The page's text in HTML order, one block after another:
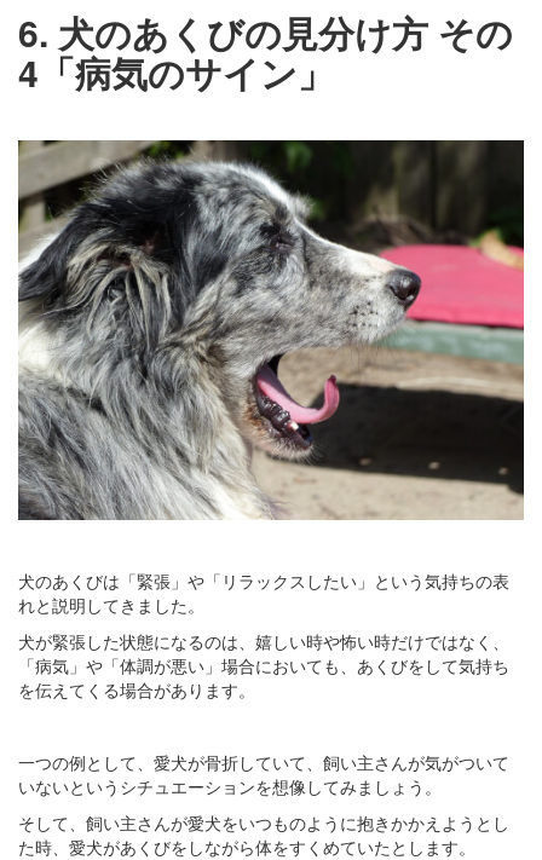
6. 犬のあくびの見分け方 その
4「病気のサイン」
犬のあくびは「緊張」や「リラックスしたい」という気持ちの表
れと説明してきました。
犬が緊張した状態になるのは、嬉しい時や怖い時だけではなく、
「病気」や「体調が悪い」場合においても、あくびをして気持ち
を伝えてくる場合があります。
一つの例として、愛犬が骨折していて、飼い主さんが気がついて
いないというシチュエーションを想像してみましょう。
そして、飼い主さんが愛犬をいつものように抱きかかえようとし
た時、愛犬があくびをしながら体をすくめていたとします。